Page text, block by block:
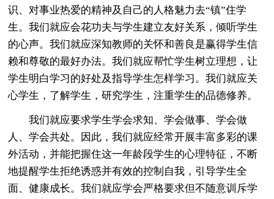
识、对事业热爱的精神及自己的人格魅力去“镇”住学
生。我们就应会花功夫与学生建立友好关系，倾听学生
的心声。我们就应深知教师的关怀和善良是赢得学生信
赖和尊敬的最好办法。我们就应帮忙学生树立理想，让
学生明白学习的好处及指导学生怎样学习。我们就应关
心学生，了解学生，研究学生，注重学生的品德修养。
我们就应要求学生学会求知、学会做事、学会做
人、学会共处。因此，我们就应经常开展丰富多彩的课
外活动，并能把握住这一年龄段学生的心理特征，不断
地提醒学生拒绝诱惑并有效的控制自我，引导学生全
面、健康成长。我们就应学会严格要求但不随意训斥学